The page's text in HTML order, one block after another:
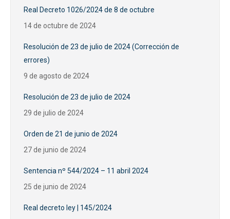
Real Decreto 1026/2024 de 8 de octubre
14 de octubre de 2024
Resolución de 23 de julio de 2024 (Corrección de
errores)
9 de agosto de 2024
Resolución de 23 de julio de 2024
29 de julio de 2024
Orden de 21 de junio de 2024
27 de junio de 2024
Sentencia nº 544/2024 – 11 abril 2024
25 de junio de 2024
Real decreto ley | 145/2024